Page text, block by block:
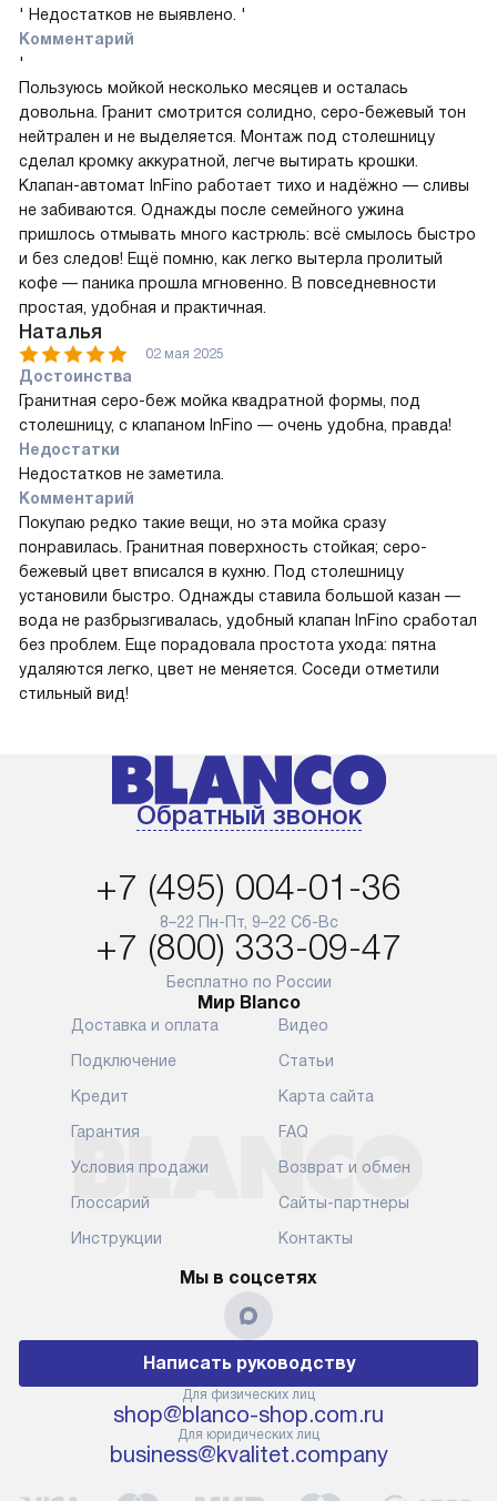
' Недостатков не выявлено. '
Комментарий
'
Пользуюсь мойкой несколько месяцев и осталась
довольна. Гранит смотрится солидно, серо-бежевый тон
нейтрален и не выделяется. Монтаж под столешницу
сделал кромку аккуратной, легче вытирать крошки.
Клапан-автомат InFino работает тихо и надёжно — сливы
не забиваются. Однажды после семейного ужина
пришлось отмывать много кастрюль: всё смылось быстро
и без следов! Ещё помню, как легко вытерла пролитый
кофе — паника прошла мгновенно. В повседневности
простая, удобная и практичная.
Наталья
02 мая 2025
Достоинства
Гранитная серо-беж мойка квадратной формы, под
столешницу, с клапаном InFino — очень удобна, правда!
Недостатки
Недостатков не заметила.
Комментарий
Покупаю редко такие вещи, но эта мойка сразу
понравилась. Гранитная поверхность стойкая; серо-
бежевый цвет вписался в кухню. Под столешницу
установили быстро. Однажды ставила большой казан —
вода не разбрызгивалась, удобный клапан InFino сработал
без проблем. Еще порадовала простота ухода: пятна
удаляются легко, цвет не меняется. Соседи отметили
стильный вид!
Обратный звонок
+7 (495) 004-01-36
8–22 Пн-Пт, 9–22 Сб-Вс
+7 (800) 333-09-47
Бесплатно по России
Мир Blanco
Доставка и оплата
Подключение
Кредит
Гарантия
Условия продажи
Глоссарий
Инструкции
Видео
Статьи
Карта сайта
FAQ
Возврат и обмен
Сайты-партнеры
Контакты
Мы в соцсетях
Написать руководству
Для физических лиц
shop@blanco-shop.com.ru
Для юридических лиц
business@kvalitet.company